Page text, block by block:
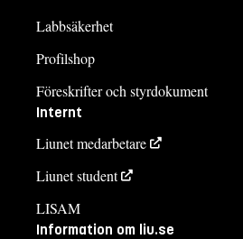
Labbsäkerhet
Profilshop
Föreskrifter och styrdokument
Internt
Liunet medarbetare
Liunet student
LISAM
Information om liu.se